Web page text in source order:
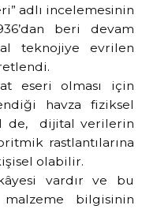
adlı incelemesinin
beri devam
teknojiye evrilen
eseri olması için
havza fiziksel
de, dijital verilerin
rastlantılarına
olabilir.
vardır ve bu
bilgisinin